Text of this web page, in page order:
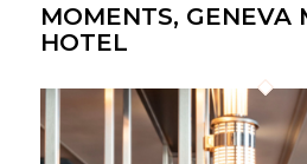
MOMENTS, GENEVA
HOTEL